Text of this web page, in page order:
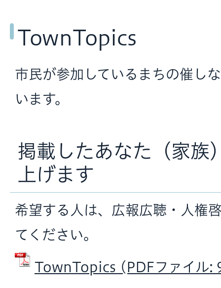
TownTopics
市民が参加しているまちの催し
います。
掲載したあなた（家族
上げます
希望する人は、広報広聴・人権
てください。
TownTopics (PDFファイル: